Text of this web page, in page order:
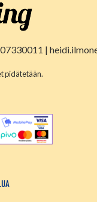
|
pidätetään.